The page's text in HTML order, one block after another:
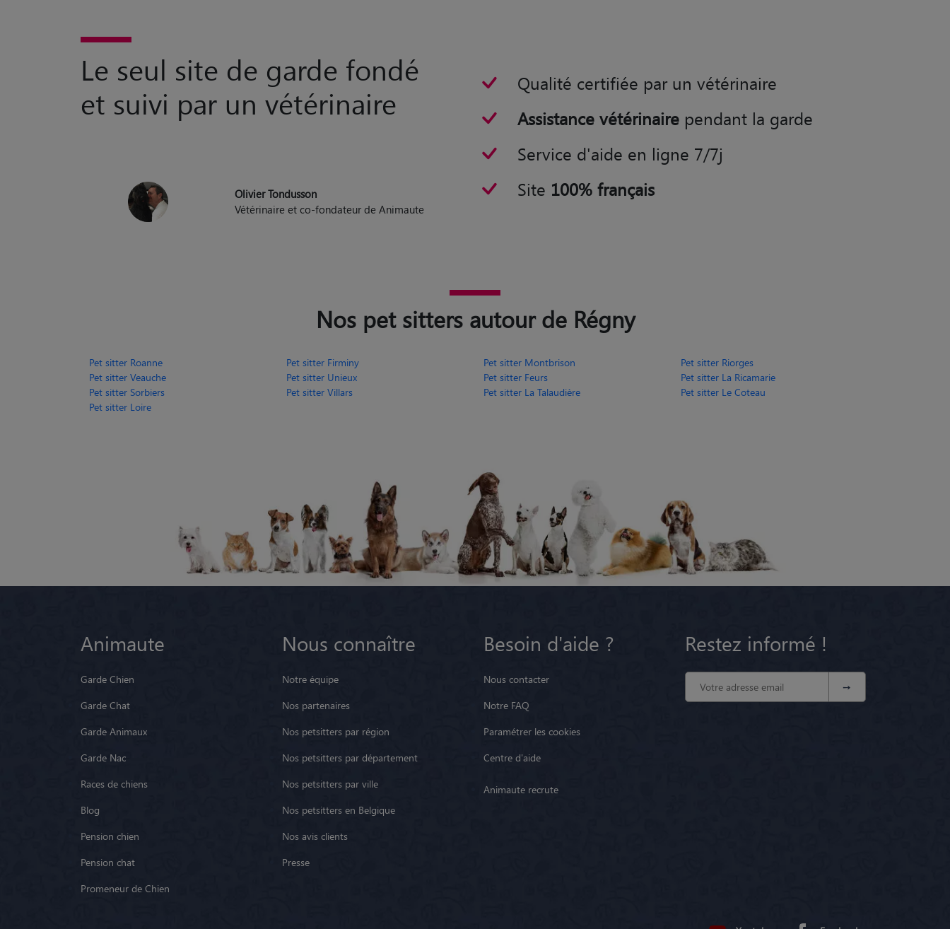
Le seul site de garde fondé
et suivi par un vétérinaire
Qualité certifiée par un vétérinaire
Assistance vétérinaire pendant la garde
Service d'aide en ligne 7/7j
Site 100% français
Olivier Tondusson
Vétérinaire et co-fondateur de Animaute
Nos pet sitters autour de Régny
Pet sitter Roanne Pet sitter Firminy Pet sitter Montbrison
Pet sitter Riorges
Pet sitter Veauche
Pet sitter Unieux Pet sitter Feurs
Pet sitter La Ricamarie
Pet sitter Sorbiers
Pet sitter Villars Pet sitter La Talaudière
Pet sitter Le Coteau
Pet sitter Loire
Animaute
Garde Chien
Garde Chat
Garde Animaux
Garde Nac
Races de chiens
Blog
Pension chien
Pension chat
Promeneur de Chien
Nous connaître
Notre équipe
Nos partenaires
Nos petsitters par région
Nos petsitters par département
Nos petsitters par ville
Nos petsitters en Belgique
Nos avis clients
Presse
Besoin d'aide ?
Nous contacter
Notre FAQ
Paramétrer les cookies
Centre d'aide
Animaute recrute
Restez informé !